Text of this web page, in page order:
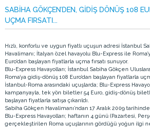
SABİHA GÖKÇEN’DEN, GİDİŞ DÖNÜŞ 108
UÇMA FIRSATI...
Hızlı, konforlu ve uygun fiyatlı uçuşun adresi İstanbul
Havalimanı; İtalyan özel havayolu Blu-Express ile
Euro’dan başlayan fiyatlarla uçma fırsatı sunuyor.
Blu-Express Havayolları; İstanbul Sabiha Gökçen
Roma’ya gidiş-dönüş 108 Euro’dan başlayan fiyatlarla
İstanbul-Roma arasındaki uçuşlarda; Blu-Express
kampanyayla, tek yön biletler 54 Euro, gidiş-dönüş
başlayan fiyatlarla satışa çıkarıldı.
Sabiha Gökçen Havalimanı’ndan 17 Aralık 2009
Blu-Express Havayolları; haftanın 4 günü (Pazartesi,
gerçekleştirilen Roma uçuşlarının gördüğü yoğun ilgi